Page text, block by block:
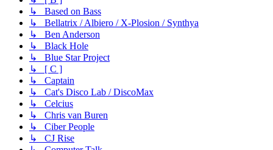
↳ Based on Bass
↳ Bellatrix / Albiero / X-Plosion / Synthya
↳ Ben Anderson
↳ Black Hole
↳ Blue Star Project
↳ [ C ]
↳ Captain
↳ Cat's Disco Lab / DiscoMax
↳ Celcius
↳ Chris van Buren
↳ Ciber People
↳ CJ Rise